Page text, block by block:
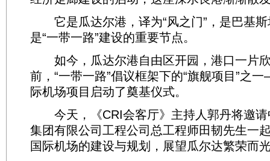
它是瓜达尔港，译为“风之门”，是巴基斯
是“一带一路”建设的重要节点。
如今，瓜达尔港自由区开园，港口一片
前，“一带一路”倡议框架下的“旗舰项目”之
际机场项目启动了奠基仪式。
今天，《CRI会客厅》主持人郭丹将邀请
集团有限公司工程公司总工程师田韧先生一
国际机场的建设与规划，展望瓜尔达繁荣而